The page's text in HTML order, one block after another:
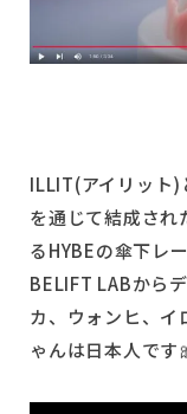
ILLIT(アイリット)
を通じて結成され
るHYBEの傘下レ
BELIFT LABから
カ、ウォンヒ、イ
ゃんは日本人です